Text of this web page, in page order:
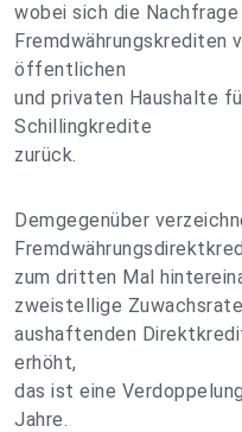
wobei sich die
Fremdwährungskrediten
öffentlichen
und privaten Haushalte
Schillingkredite
zurück.
Demgegenüber
zum dritten Mal
zweistellige
aushaftenden
erhöht,
das ist eine
Jahre.